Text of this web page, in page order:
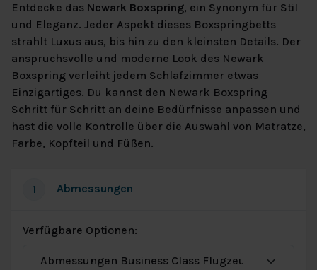
Entdecke das Newark Boxspring, ein Synonym für Stil
und Eleganz. Jeder Aspekt dieses Boxspringbetts
strahlt Luxus aus, bis hin zu den kleinsten Details. Der
anspruchsvolle und moderne Look des Newark
Boxspring verleiht jedem Schlafzimmer etwas
Einzigartiges. Du kannst den Newark Boxspring
Schritt für Schritt an deine Bedürfnisse anpassen und
hast die volle Kontrolle über die Auswahl von Matratze,
Farbe, Kopfteil und Füßen.
1 Abmessungen
Verfügbare Optionen: